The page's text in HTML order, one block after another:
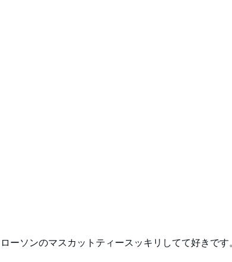
ローソンのマスカットティースッキリしてて好きです